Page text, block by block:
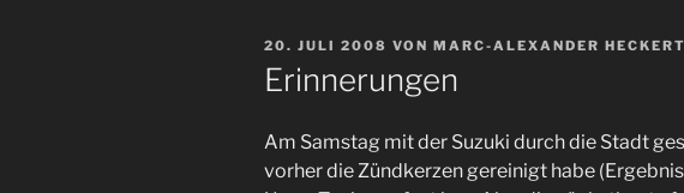
VERÖFFENTLICHT
AM
20. JULI 2008 VON MARC-ALEXANDER HECKERT
Erinnerungen
Am Samstag mit der Suzuki durch die Stadt
vorher die Zündkerzen gereinigt habe